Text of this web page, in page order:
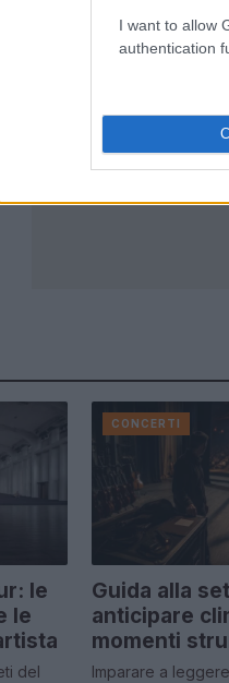
I want to allow
authentication
le
le
del
CONCERTI
Guida alla
anticipare
momenti
Imparare a